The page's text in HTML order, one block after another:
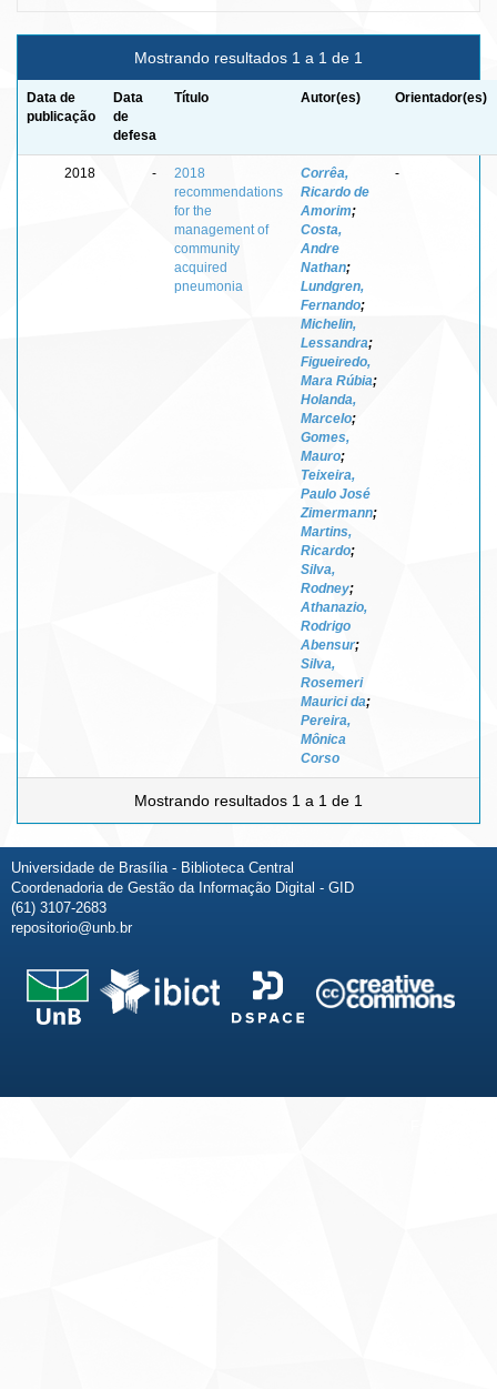
Mostrando resultados 1 a 1 de 1
Data de
publicação
Data
de
defesa
Título Autor(es) Orientador(es)
2018 -
2018
recommendations
for the
management of
community
acquired
pneumonia
Corrêa,
Ricardo de
Amorim;
Costa,
Andre
Nathan;
Lundgren,
Fernando;
Michelin,
Lessandra;
Figueiredo,
Mara Rúbia;
Holanda,
Marcelo;
Gomes,
Mauro;
Teixeira,
Paulo José
Zimermann;
Martins,
Ricardo;
Silva,
Rodney;
Athanazio,
Rodrigo
Abensur;
Silva,
Rosemeri
Maurici da;
Pereira,
Mônica
Corso
-
Mostrando resultados 1 a 1 de 1
Universidade de Brasília - Biblioteca Central
Coordenadoria de Gestão da Informação Digital - GID
(61) 3107-2683
repositorio@unb.br